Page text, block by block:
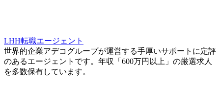
LHH転職エージェント
世界的企業アデコグループが運営する手厚いサポートに定評
のあるエージェントです。年収「600万円以上」の厳選求人
を多数保有しています。